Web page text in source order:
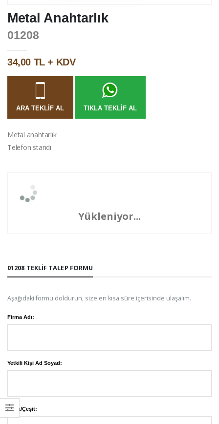
Metal Anahtarlık
01208
34,00 TL + KDV
ARA TEKLIF AL TIKLA TEKLIF AL
Metal anahtarlık
Telefon standı
Yükleniyor...
01208 TEKLIF TALEP FORMU
Aşağıdaki formu doldurun, size en kısa süre içerisinde ulaşalım.
Firma Adı:
Yetkili Kişi Ad Soyad:
Renk/Çeşit: